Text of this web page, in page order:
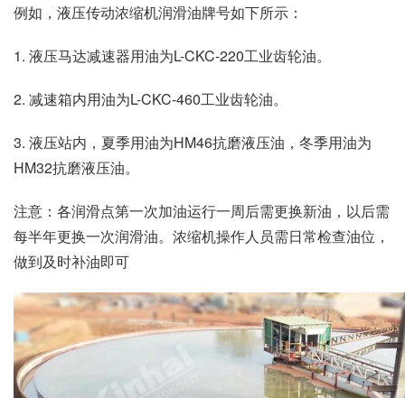
例如，液压传动浓缩机润滑油牌号如下所示：
1. 液压马达减速器用油为L-CKC-220工业齿轮油。
2. 减速箱内用油为L-CKC-460工业齿轮油。
3. 液压站内，夏季用油为HM46抗磨液压油，冬季用油为
HM32抗磨液压油。
注意：各润滑点第一次加油运行一周后需更换新油，以后需
每半年更换一次润滑油。浓缩机操作人员需日常检查油位，
做到及时补油即可